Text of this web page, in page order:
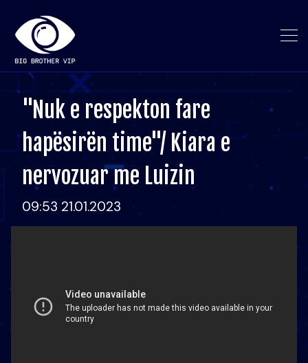
"Nuk e respekton fare
hapësirën time"/ Kiara e
nervozuar me Luizin
09:53 21.01.2023